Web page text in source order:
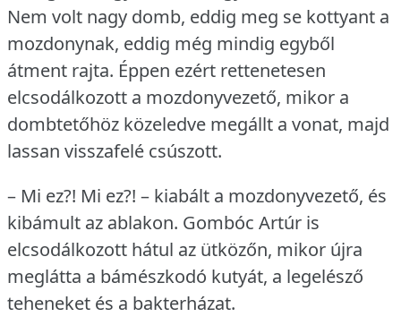
Nem volt nagy domb, eddig meg se kottyant a
mozdonynak, eddig még mindig egyből
átment rajta. Éppen ezért rettenetesen
elcsodálkozott a mozdonyvezető, mikor a
dombtetőhöz közeledve megállt a vonat, majd
lassan visszafelé csúszott.
– Mi ez?! Mi ez?! – kiabált a mozdonyvezető, és
kibámult az ablakon. Gombóc Artúr is
elcsodálkozott hátul az ütközőn, mikor újra
meglátta a bámészkodó kutyát, a legelésző
teheneket és a bakterházat.